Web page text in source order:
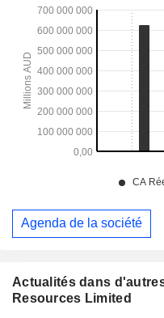
Actualités dans
Resources Limited
Agenda de la société